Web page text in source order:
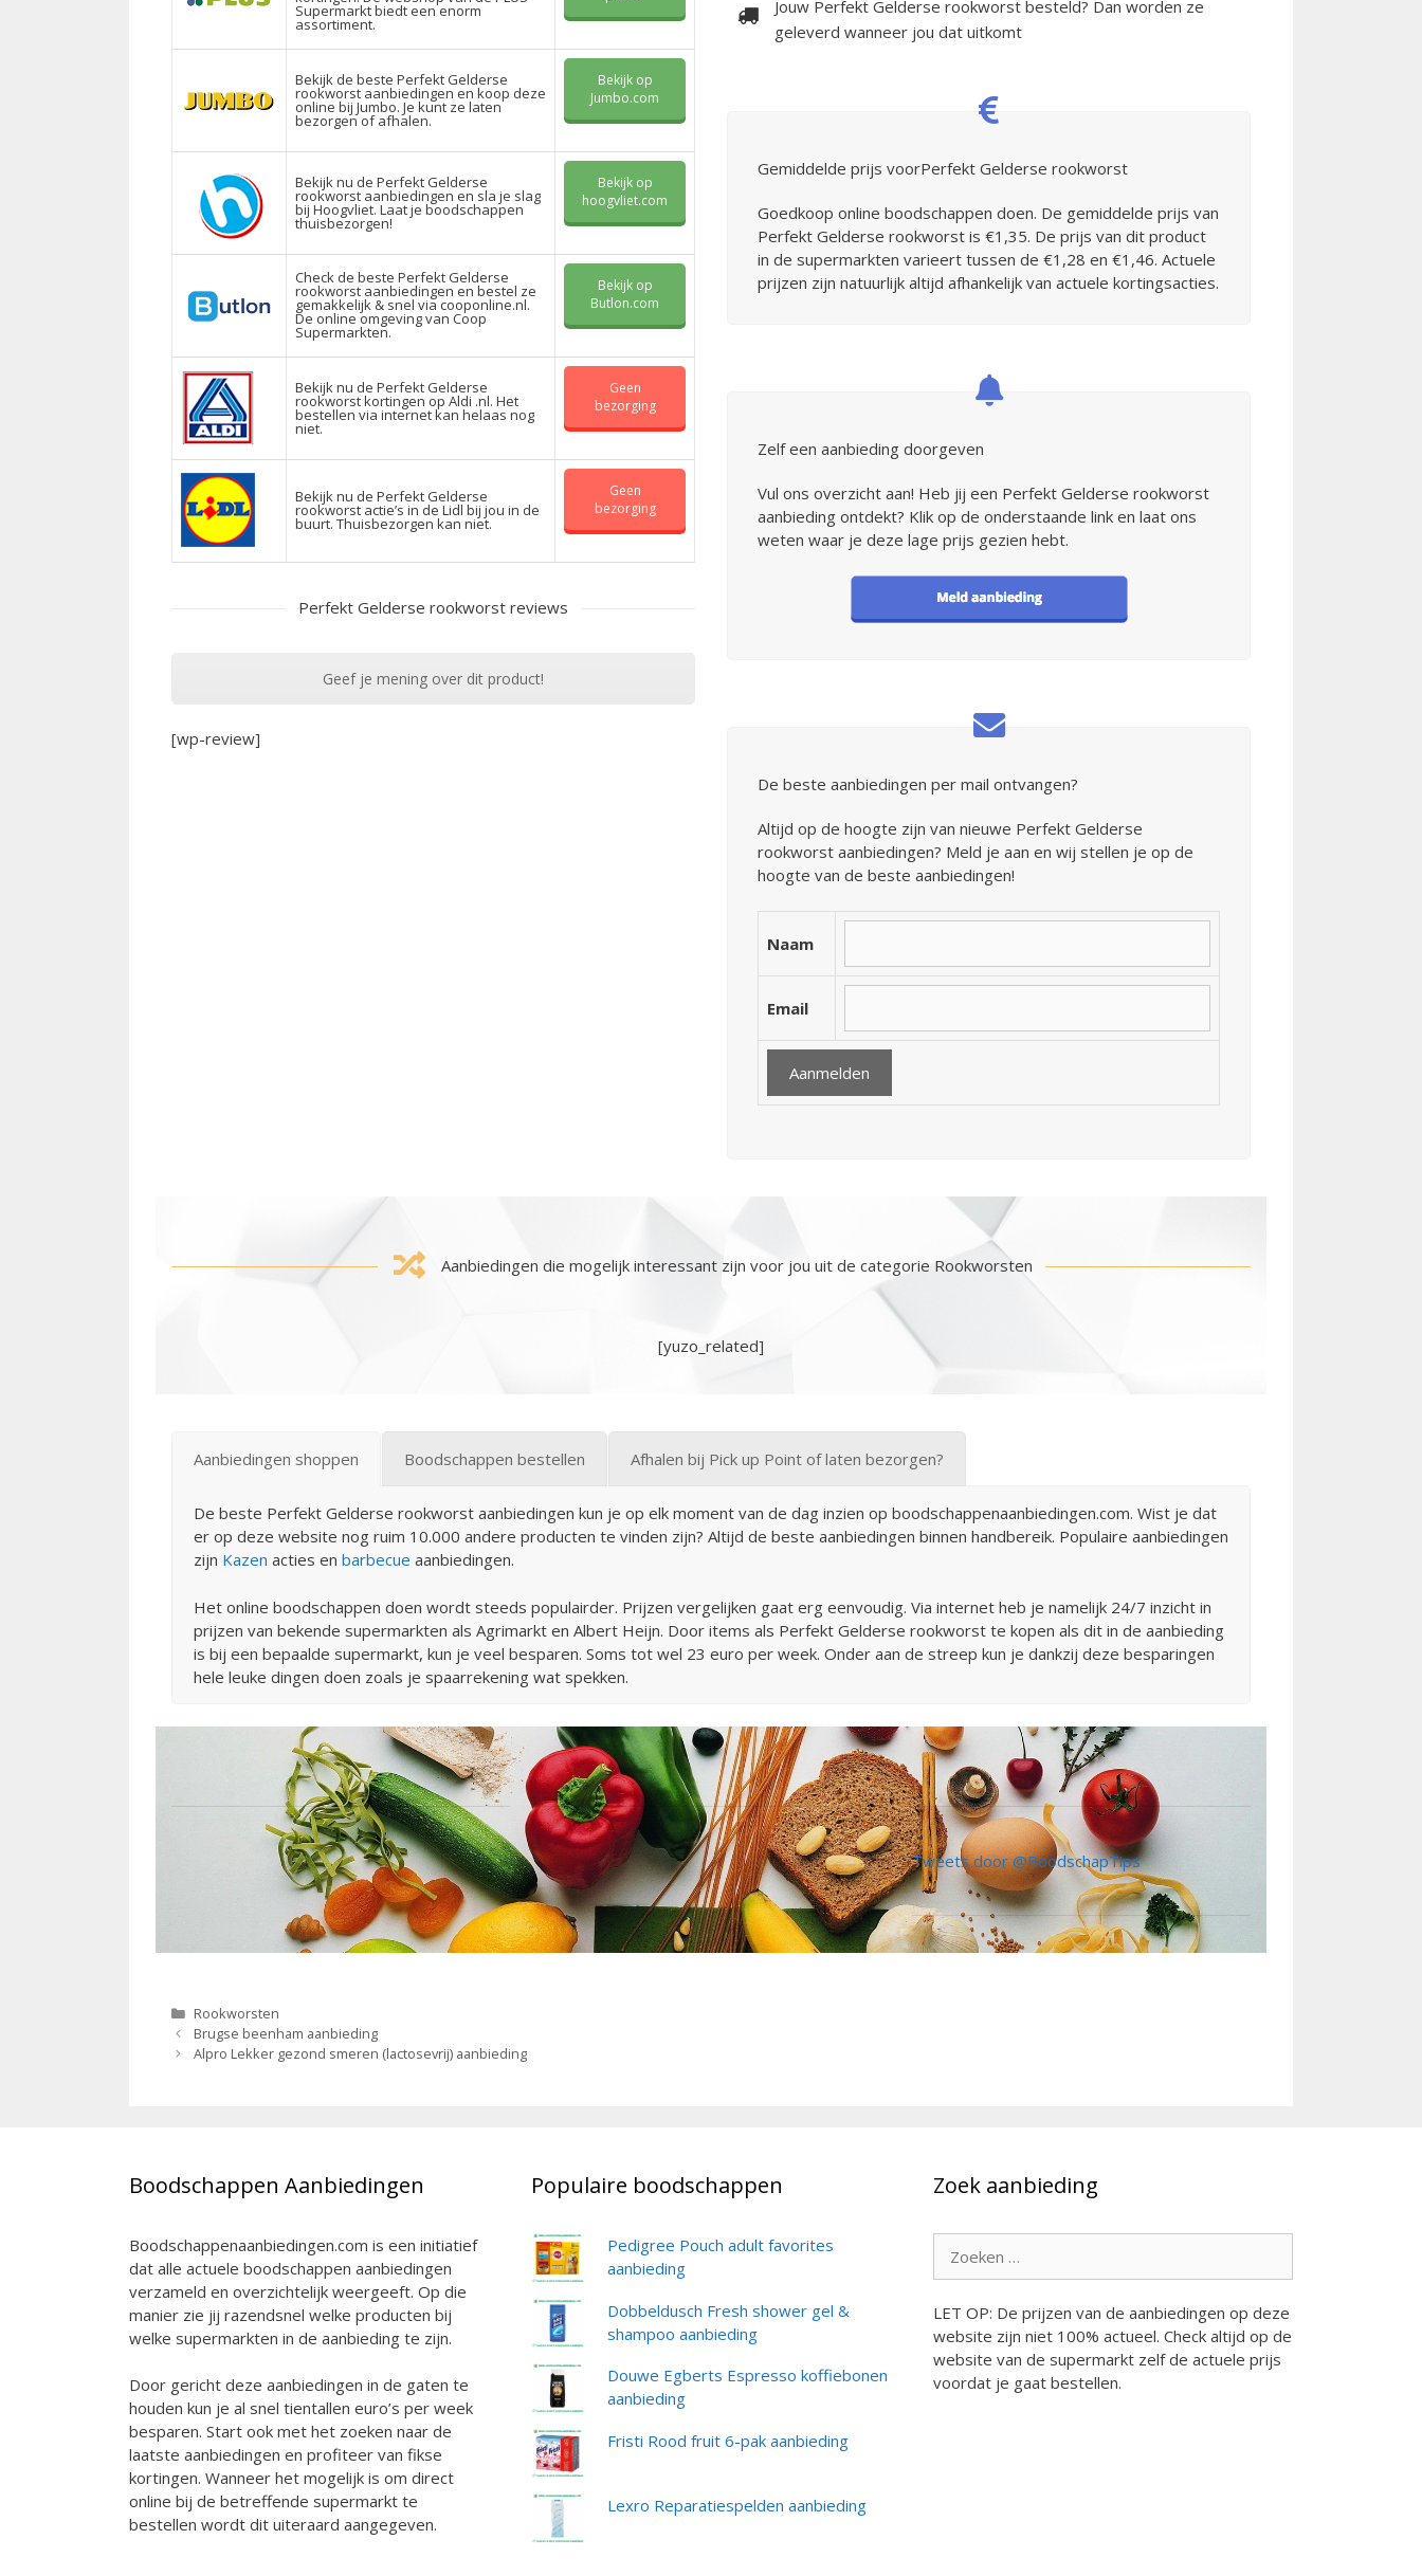
Supermarkt biedt een enorm
assortiment.
Bekijk de beste Perfekt Gelderse
rookworst aanbiedingen en koop deze
online bij Jumbo. Je kunt ze laten
bezorgen of afhalen.
Bekijk op
Jumbo.com
Bekijk nu de Perfekt Gelderse
rookworst aanbiedingen en sla je slag
bij Hoogvliet. Laat je boodschappen
thuisbezorgen!
Bekijk op
hoogvliet.com
Check de beste Perfekt Gelderse
rookworst aanbiedingen en bestel ze
gemakkelijk & snel via cooponline.nl.
De online omgeving van Coop
Supermarkten.
Bekijk op
Butlon.com
Bekijk nu de Perfekt Gelderse
rookworst kortingen op Aldi .nl. Het
bestellen via internet kan helaas nog
niet.
Geen
bezorging
Bekijk nu de Perfekt Gelderse
rookworst actie’s in de Lidl bij jou in de
buurt. Thuisbezorgen kan niet.
Geen
bezorging
Perfekt Gelderse rookworst reviews
Geef je mening over dit product!
[wp-review]
Jouw Perfekt Gelderse rookworst besteld? Dan worden ze
geleverd wanneer jou dat uitkomt
Gemiddelde prijs voorPerfekt Gelderse rookworst
Goedkoop online boodschappen doen. De gemiddelde prijs van
Perfekt Gelderse rookworst is €1,35. De prijs van dit product
in de supermarkten varieert tussen de €1,28 en €1,46. Actuele
prijzen zijn natuurlijk altijd afhankelijk van actuele kortingsacties.
Zelf een aanbieding doorgeven
Vul ons overzicht aan! Heb jij een Perfekt Gelderse rookworst
aanbieding ontdekt? Klik op de onderstaande link en laat ons
weten waar je deze lage prijs gezien hebt.
De beste aanbiedingen per mail ontvangen?
Altijd op de hoogte zijn van nieuwe Perfekt Gelderse
rookworst aanbiedingen? Meld je aan en wij stellen je op de
hoogte van de beste aanbiedingen!
Naam
Email
Aanbiedingen die mogelijk interessant zijn voor jou uit de categorie Rookworsten
[yuzo_related]
Aanbiedingen shoppen Boodschappen bestellen Afhalen bij Pick up Point of laten bezorgen?
De beste Perfekt Gelderse rookworst aanbiedingen kun je op elk moment van de dag inzien op boodschappenaanbiedingen.com. Wist je dat
er op deze website nog ruim 10.000 andere producten te vinden zijn? Altijd de beste aanbiedingen binnen handbereik. Populaire aanbiedingen
zijn Kazen acties en barbecue aanbiedingen.
Het online boodschappen doen wordt steeds populairder. Prijzen vergelijken gaat erg eenvoudig. Via internet heb je namelijk 24/7 inzicht in
prijzen van bekende supermarkten als Agrimarkt en Albert Heijn. Door items als Perfekt Gelderse rookworst te kopen als dit in de aanbieding
is bij een bepaalde supermarkt, kun je veel besparen. Soms tot wel 23 euro per week. Onder aan de streep kun je dankzij deze besparingen
hele leuke dingen doen zoals je spaarrekening wat spekken.
Tweets door @BoodschapTips
Categorieën
Rookworsten
Berichtnavigatie
Brugse beenham aanbieding
Alpro Lekker gezond smeren (lactosevrij) aanbieding
Boodschappen Aanbiedingen
Boodschappenaanbiedingen.com is een initiatief
dat alle actuele boodschappen aanbiedingen
verzameld en overzichtelijk weergeeft. Op die
manier zie jij razendsnel welke producten bij
welke supermarkten in de aanbieding te zijn.
Door gericht deze aanbiedingen in de gaten te
houden kun je al snel tientallen euro’s per week
besparen. Start ook met het zoeken naar de
laatste aanbiedingen en profiteer van fikse
kortingen. Wanneer het mogelijk is om direct
online bij de betreffende supermarkt te
bestellen wordt dit uiteraard aangegeven.
Populaire boodschappen
Pedigree Pouch adult favorites
aanbieding
Dobbeldusch Fresh shower gel &
shampoo aanbieding
Douwe Egberts Espresso koffiebonen
aanbieding
Fristi Rood fruit 6-pak aanbieding
Lexro Reparatiespelden aanbieding
Zoek aanbieding
naar:
LET OP: De prijzen van de aanbiedingen op deze
website zijn niet 100% actueel. Check altijd op de
website van de supermarkt zelf de actuele prijs
voordat je gaat bestellen.